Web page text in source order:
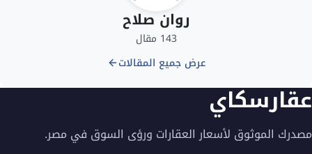
روان صلاح
143 مقال
عرض جميع المقالات
عقارسكاي
مصدرك الموثوق لأسعار العقارات ورؤى السوق في مصر.